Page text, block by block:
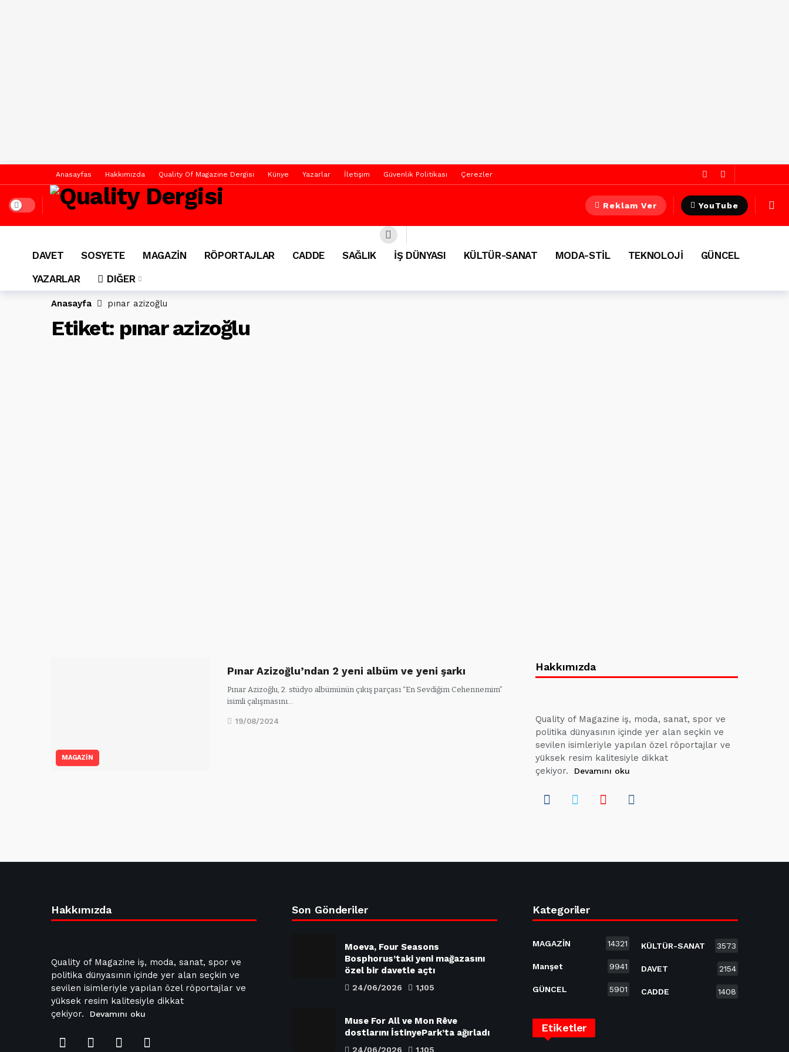
Anasayfas Hakkımızda Quality Of Magazine Dergisi Künye Yazarlar İletişim Güvenlik Politikası Çerezler
Dark mode Reklam Ver YouTube
DAVET SOSYETE MAGAZİN RÖPORTAJLAR CADDE SAĞLIK İŞ DÜNYASI KÜLTÜR-SANAT MODA-STİL TEKNOLOJİ
GÜNCEL
YAZARLAR
DIĞER
Anasayfa pınar azizoğlu
Etiket: pınar azizoğlu
MAGAZİN
Pınar Azizoğlu’ndan 2 yeni albüm ve yeni şarkı
Pınar Azizoğlu, 2. stüdyo albümünün çıkış parçası “En Sevdiğim Cehennemim”
isimli çalışmasını…
19/08/2024
Hakkımızda
Quality of Magazine iş, moda, sanat, spor ve
politika dünyasının içinde yer alan seçkin ve
sevilen isimleriyle yapılan özel röportajlar ve
yüksek resim kalitesiyle dikkat
çekiyor.
Devamını oku
Hakkımızda
Quality of Magazine iş, moda, sanat, spor ve
politika dünyasının içinde yer alan seçkin ve
sevilen isimleriyle yapılan özel röportajlar ve
yüksek resim kalitesiyle dikkat
çekiyor.
Devamını oku
Son Gönderiler
Moeva, Four Seasons
Bosphorus’taki yeni mağazasını
özel bir davetle açtı
24/06/2026 1,105
Muse For All ve Mon Rêve
dostlarını İstinyePark’ta ağırladı
24/06/2026 1,105
Kategoriler
MAGAZİN 14321
Manşet 9941
GÜNCEL 5901
KÜLTÜR-SANAT 3573
DAVET 2154
CADDE 1408
Etiketler